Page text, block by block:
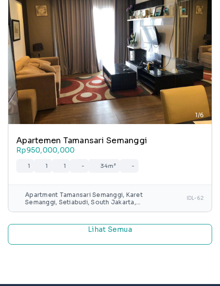
1/6
Apartemen Tamansari Semanggi
Rp950,000,000
1 1 1 - 34m² -
Apartment Tamansari Semanggi, Karet
Semanggi, Setiabudi, South Jakarta,
IDL-62
Lihat Semua